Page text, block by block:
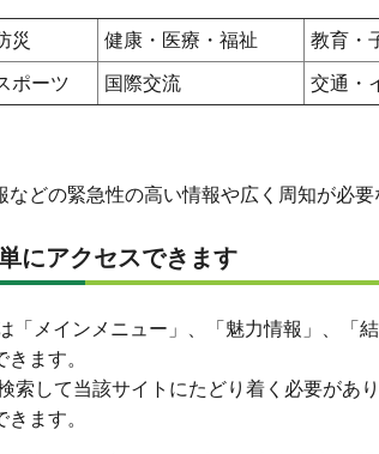
災 健康・医療・福祉 教育・
ポーツ 国際交流 交通・
どの緊急性の高い情報や広く周知が必要
にアクセスできます
「メインメニュー」、「魅力情報」、「
ます。
索して当該サイトにたどり着く必要があ
ます。